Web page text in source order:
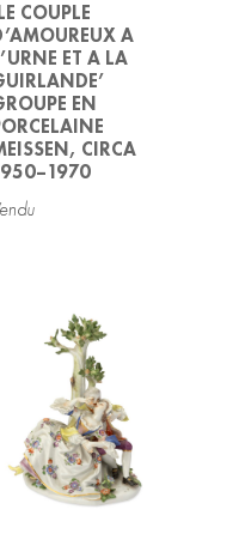
COUPLE
A
ET A LA
EN
CIRCA